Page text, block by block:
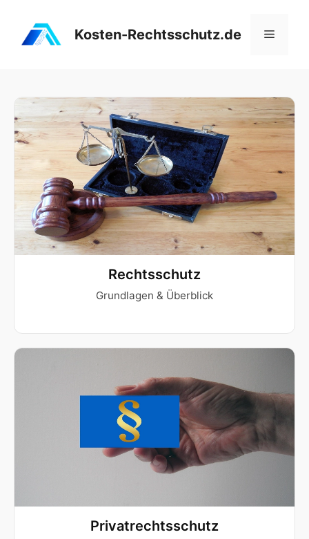
Inhalt
springen
Kosten-Rechtsschutz.de Menü
Rechtsschutz
Grundlagen & Überblick
Privatrechtsschutz